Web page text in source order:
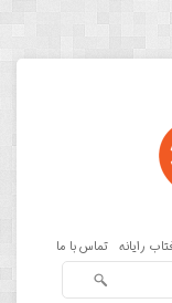
رایانه تماس با ما